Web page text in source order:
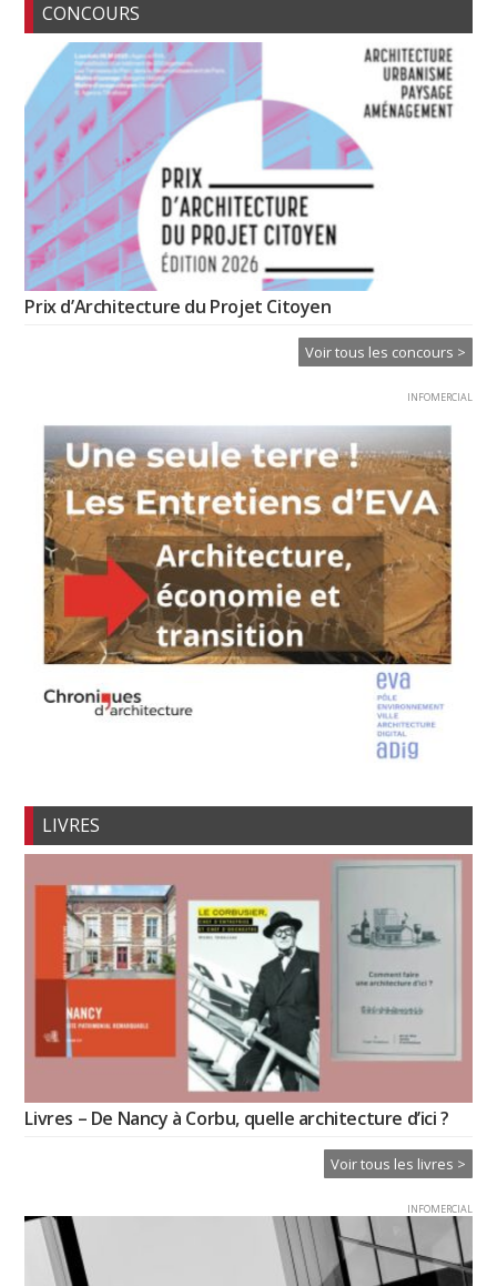
CONCOURS
Prix d’Architecture du Projet Citoyen
Voir tous les concours >
INFOMERCIAL
LIVRES
Livres – De Nancy à Corbu, quelle architecture d’ici ?
Voir tous les livres >
INFOMERCIAL